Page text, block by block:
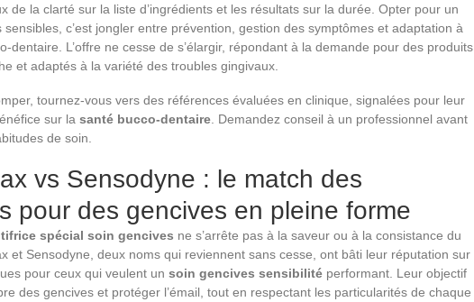
de la clarté sur la liste d’ingrédients et les résultats sur la durée. Opter pour un
c’est jongler entre prévention, gestion des symptômes et adaptation à
dentaire. L’offre ne cesse de s’élargir, répondant à la demande pour des produits
et adaptés à la variété des troubles gingivaux.
tournez-vous vers des références évaluées en clinique, signalées pour leur
sur la santé bucco-dentaire . Demandez conseil à un professionnel avant
de soin.
vs Sensodyne : le match des
pour des gencives en pleine forme
spécial soin gencives ne s’arrête pas à la saveur ou à la consistance du
et Sensodyne, deux noms qui reviennent sans cesse, ont bâti leur réputation sur
pour ceux qui veulent un soin gencives sensibilité performant. Leur objectif
des gencives et protéger l’émail, tout en respectant les particularités de chaque